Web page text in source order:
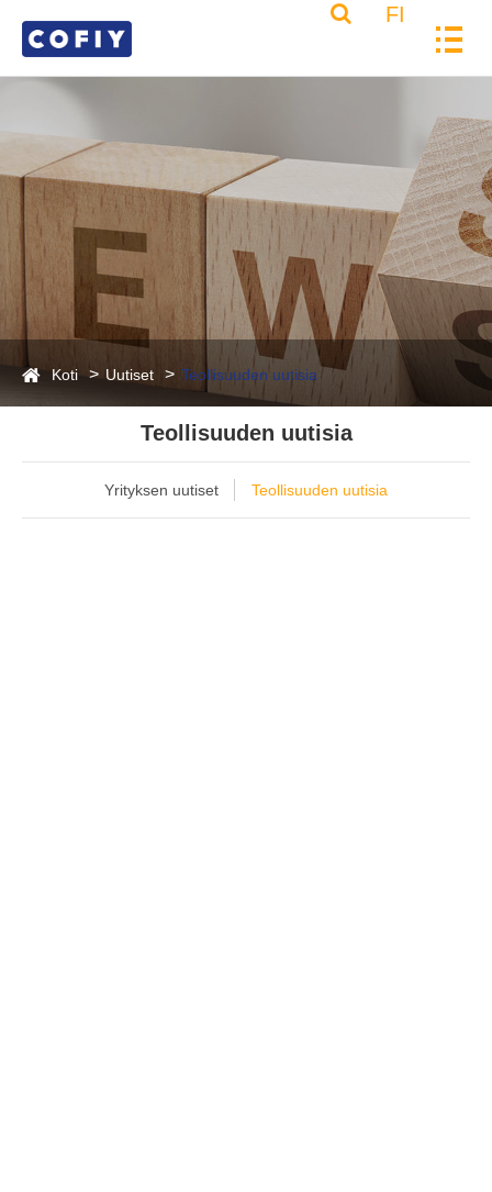
FI
Koti Uutiset Teollisuuden uutisia
Teollisuuden uutisia
Yrityksen uutiset Teollisuuden uutisia